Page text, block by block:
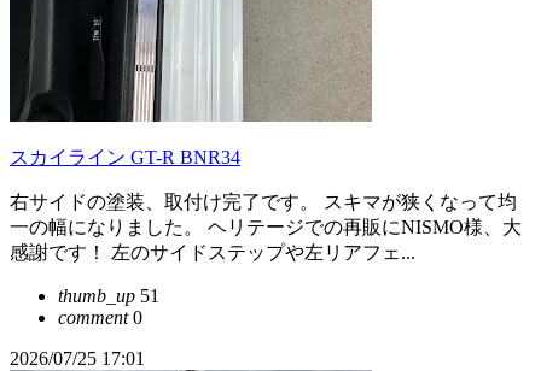
スカイライン GT-R BNR34
右サイドの塗装、取付け完了です。 スキマが狭くなって均
一の幅になりました。 ヘリテージでの再販にNISMO様、大
感謝です！ 左のサイドステップや左リアフェ...
thumb_up 51
comment0
2026/07/25 17:01